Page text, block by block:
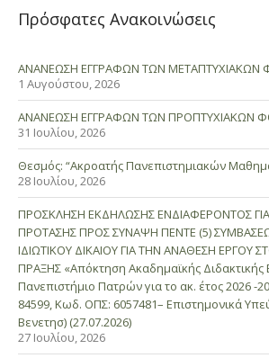
Πρόσφατες Ανακοινώσεις
ΑΝΑΝΕΩΣΗ ΕΓΓΡΑΦΩΝ ΤΩΝ ΜΕΤΑΠΤΥΧΙΑΚΩΝ
1 Αυγούστου, 2026
ΑΝΑΝΕΩΣΗ ΕΓΓΡΑΦΩΝ ΤΩΝ ΠΡΟΠΤΥΧΙΑΚΩΝ
31 Ιουλίου, 2026
Θεσμός: “Ακροατής Πανεπιστημιακών
28 Ιουλίου, 2026
ΠΡΟΣΚΛΗΣΗ ΕΚΔΗΛΩΣΗΣ ΕΝΔΙΑΦΕΡΟΝΤΟΣ
ΠΡΟΤΑΣΗΣ ΠΡΟΣ ΣΥΝΑΨΗ ΠΕΝΤΕ (5)
ΙΔΙΩΤΙΚΟΥ ΔΙΚΑΙΟΥ ΓΙΑ ΤΗΝ ΑΝΑΘΕΣΗ ΕΡΓΟΥ
ΠΡΑΞΗΣ «Απόκτηση Ακαδημαϊκής Διδακτικής
Πανεπιστήμιο Πατρών για το ακ. έτος 2026 -
84599, Κωδ. ΟΠΣ: 6057481– Επιστημονικά
Βενετησ) (27.07.2026)
27 Ιουλίου, 2026